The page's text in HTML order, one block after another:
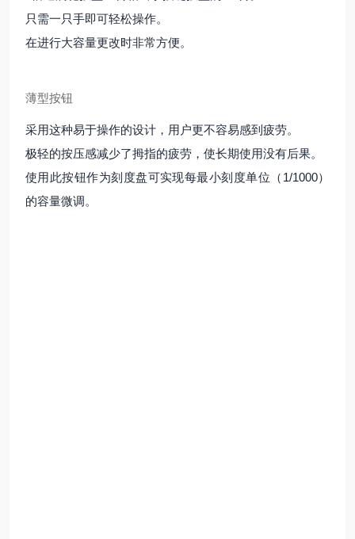
只需一只手即可轻松操作。
在进行大容量更改时非常方便。
薄型按钮
采用这种易于操作的设计，用户更不容易感到疲劳。
极轻的按压感减少了拇指的疲劳，使长期使用没有后果。
使用此按钮作为刻度盘可实现每最小刻度单位（1/1000）
的容量微调。